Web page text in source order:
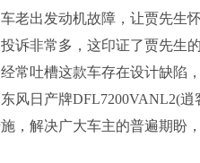
老出发动机故障，让贾先生
诉非常多，这印证了贾先生
常吐槽这款车存在设计缺
日产牌DFL7200VANL2(逍
，解决广大车主的普遍期盼